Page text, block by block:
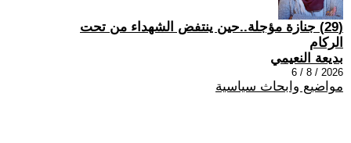
(29) جنازة مؤجلة..حين ينتفض الشهداء من تحت
الركام
بديعة النعيمي
2026 / 8 / 6
مواضيع وابحاث سياسية